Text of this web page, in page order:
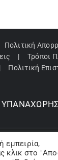
Πολιτική
Τρόποι
Πολιτική
- All Rights
εμπειρία,
κλικ στο